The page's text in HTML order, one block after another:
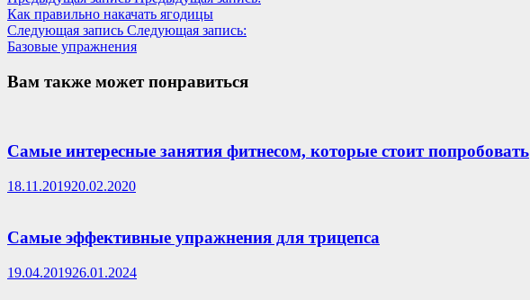
Как правильно накачать ягодицы
Следующая запись Следующая запись:
Базовые упражнения
Вам также может понравиться
Самые интересные занятия фитнесом, которые стоит попробовать
18.11.201920.02.2020
Самые эффективные упражнения для трицепса
19.04.201926.01.2024